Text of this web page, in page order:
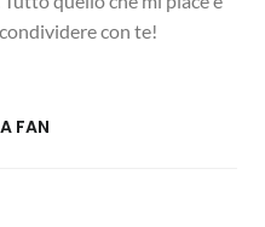
con te!
FAN